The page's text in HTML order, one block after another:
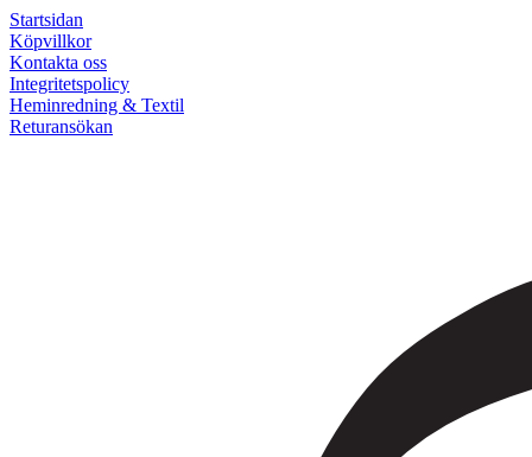
Startsidan
Köpvillkor
Kontakta oss
Integritetspolicy
Heminredning & Textil
Returansökan